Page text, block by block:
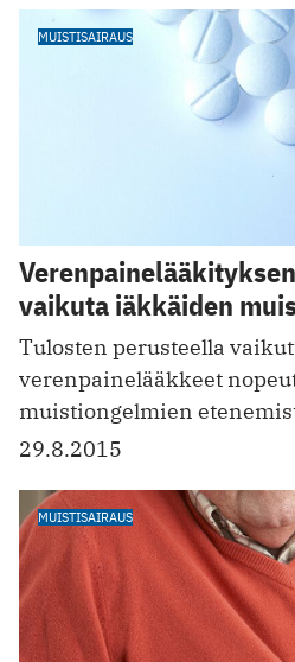
MUISTISAIRAUS
vaikuta iäkkäiden
Tulosten perusteella
verenpainelääkkeet
muistiongelmien
29.8.2015
MUISTISAIRAUS